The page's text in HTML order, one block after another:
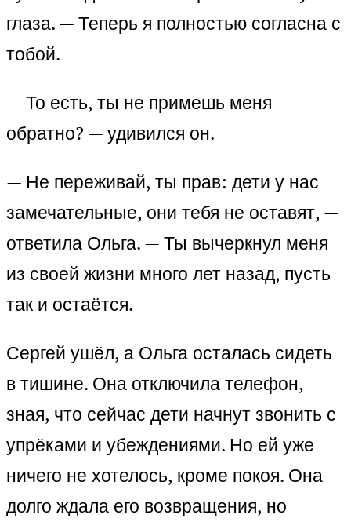
глаза. — Теперь я полностью согласна с
тобой.
— То есть, ты не примешь меня
обратно? — удивился он.
— Не переживай, ты прав: дети у нас
замечательные, они тебя не оставят, —
ответила Ольга. — Ты вычеркнул меня
из своей жизни много лет назад, пусть
так и остаётся.
Сергей ушёл, а Ольга осталась сидеть
в тишине. Она отключила телефон,
зная, что сейчас дети начнут звонить с
упрёками и убеждениями. Но ей уже
ничего не хотелось, кроме покоя. Она
долго ждала его возвращения, но